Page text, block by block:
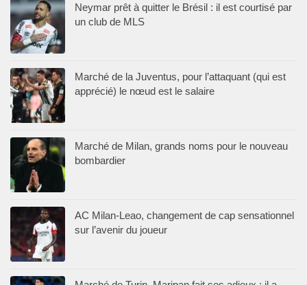
Neymar prêt à quitter le Brésil : il est courtisé par
un club de MLS
Marché de la Juventus, pour l’attaquant (qui est
apprécié) le nœud est le salaire
Marché de Milan, grands noms pour le nouveau
bombardier
AC Milan-Leao, changement de cap sensationnel
sur l’avenir du joueur